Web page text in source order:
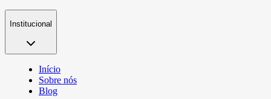
Institucional
Início
Sobre nós
Blog